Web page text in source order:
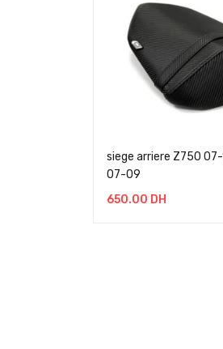
siege arriere Z750
07-09
650.00 DH